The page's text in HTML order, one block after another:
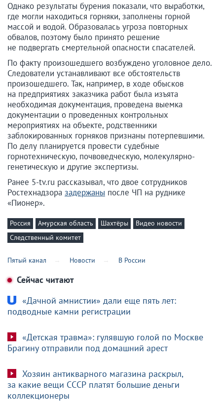
Однако результаты бурения показали, что выработки,
где могли находиться горняки, заполнены горной
массой и водой. Образовалась угроза повторных
обвалов, поэтому было принято решение
не подвергать смертельной опасности спасателей.
По факту произошедшего возбуждено уголовное дело.
Следователи устанавливают все обстоятельств
произошедшего. Так, например, в ходе обысков
на предприятиях заказчика работ была изъята
необходимая документация, проведена выемка
документации о проведенных контрольных
мероприятиях на объекте, родственники
заблокированных горняков признаны потерпевшими.
По делу планируется провести судебные
горнотехническую, почвоведческую, молекулярно-
генетическую и другие экспертизы.
Ранее 5-tv.ru рассказывал, что двое сотрудников
Ростехнадзора задержаны после ЧП на руднике
«Пионер».
Россия Амурская область Шахтёры
Видео новости
Следственный комитет
Пятый канал Новости В России
Сейчас читают
«Дачной амнистии» дали еще пять лет:
подводные камни регистрации
«Детская травма»: гулявшую голой по Москве
Брагину отправили под домашний арест
Хозяин антикварного магазина раскрыл,
за какие вещи СССР платят большие деньги
коллекционеры